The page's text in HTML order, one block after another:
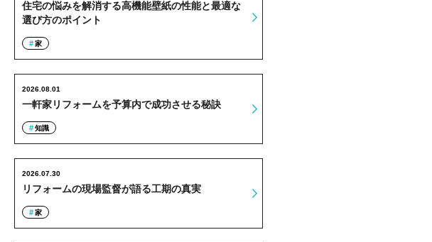
住宅の悩みを解消する高機能壁紙の性能と最適な
選び方のポイント
家
一軒家リフォームを予算内で成功させる秘訣
2026.08.01
知識
リフォームの現場監督が語る工期の真実
2026.07.30
家